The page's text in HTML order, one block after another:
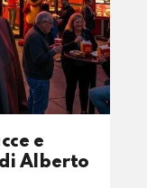
e
Alberto